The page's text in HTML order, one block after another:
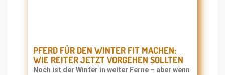
PFERD FÜR DEN WINTER FIT MACHEN:
WIE REITER JETZT VORGEHEN SOLLTEN
Noch ist der Winter in weiter Ferne – aber wenn